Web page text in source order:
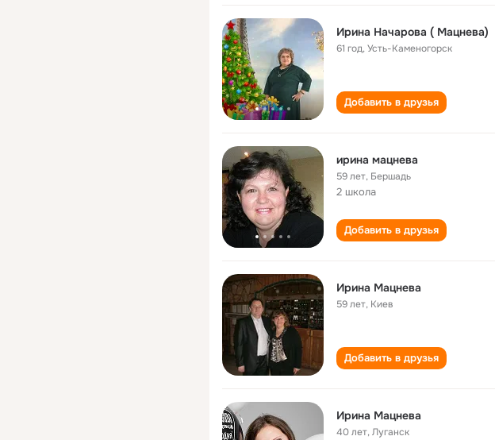
Ирина Начарова ( Мацнева)
61 год,Усть-Каменогорск
Добавить в друзья
ирина мацнева
59 лет, Бершадь
2 школа
Добавить в друзья
Ирина Мацнева
59 лет, Киев
Добавить в друзья
Ирина Мацнева
40 лет,Луганск